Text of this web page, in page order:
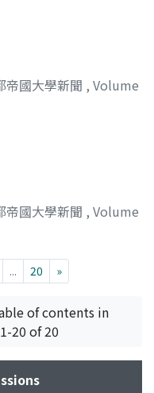
帝國大學新聞 , Volume
帝國大學新聞 , Volume
... 20 »
of contents in
20 of 20